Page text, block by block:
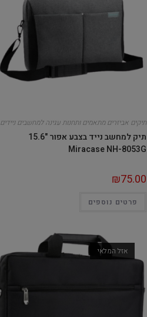
תיקים אביזרים מתאמים ותחנות עגינה למחשבים ניידים
תיק למחשב נייד בצבע אפור "15.6
Miracase NH-8053G
₪75.00
פרטים נוספים
אזל המלאי